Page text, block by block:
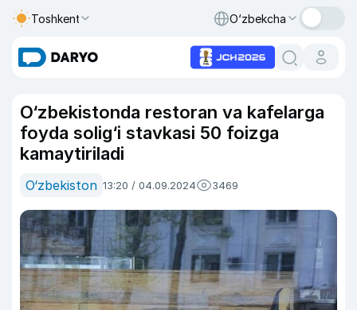
Toshkent O‘zbekcha
O‘zbekistonda restoran va kafelarga
foyda solig‘i stavkasi 50 foizga
kamaytiriladi
O‘zbekiston 13:20 / 04.09.2024 3469